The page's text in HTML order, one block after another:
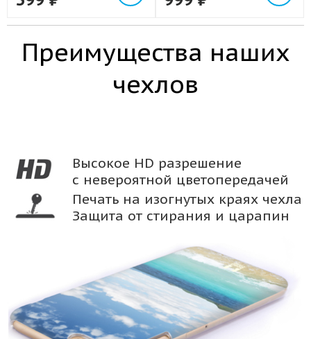
Преимущества наших
чехлов
Высокое HD разрешение
с невероятной цветопередачей
Печать на изогнутых краях чехла
Защита от стирания и царапин